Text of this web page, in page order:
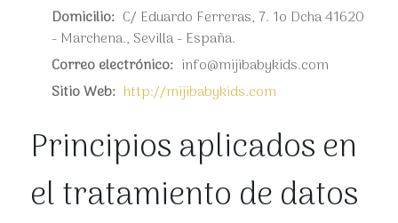
Domicilio: C/ Eduardo Ferreras, 7. 1o Dcha 41620
- Marchena., Sevilla - España.
Correo electrónico: info@mijibabykids.com
Sitio Web: http://mijibabykids.com
Principios aplicados en
el tratamiento de datos